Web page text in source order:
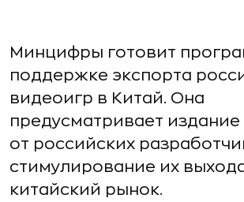
Минцифры готовит
поддержке экспорта
видеоигр в Китай. Она
предусматривает издание
от российских
стимулирование их
китайский рынок.